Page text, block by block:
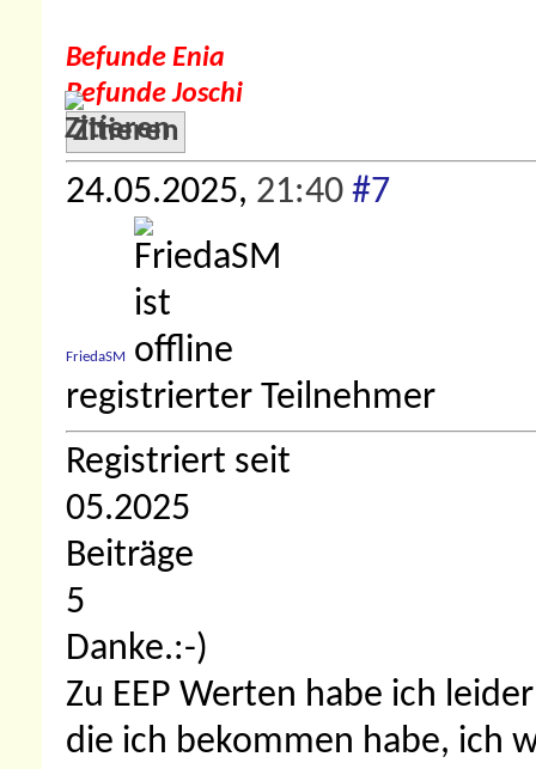
Befunde Enia
Befunde Joschi
Zitieren
24.05.2025, 21:40 #7
FriedaSM
registrierter Teilnehmer
Registriert seit
05.2025
Beiträge
5
Danke.:-)
Zu EEP Werten habe ich
die ich bekommen habe, ich